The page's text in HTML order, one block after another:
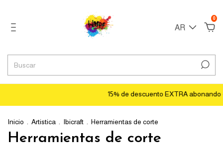
AR
0
15% de descuento EXTRA abonando con
Inicio Artistica Ibicraft Herramientas de corte
Herramientas de corte